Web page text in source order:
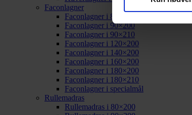
Faconlagner
Faconlagner i 80×200
Faconlagner i 90×200
Faconlagner i 90×210
Faconlagner i 120×200
Faconlagner i 140×200
Faconlagner i 160×200
Faconlagner i 180×200
Faconlagner i 180×210
Faconlagner i specialmål
Rullemadras
Rullemadras i 80×200